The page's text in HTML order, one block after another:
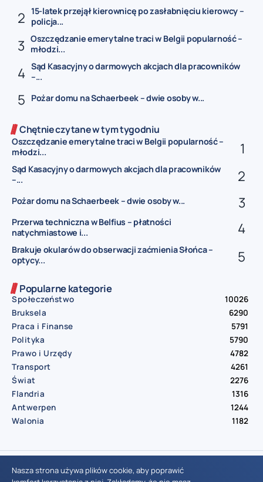
15-latek przejął kierownicę po zasłabnięciu kierowcy –
policja...
Oszczędzanie emerytalne traci w Belgii popularność –
młodzi...
Sąd Kasacyjny o darmowych akcjach dla pracowników
–...
Pożar domu na Schaerbeek – dwie osoby w...
Chętnie czytane w tym tygodniu
Oszczędzanie emerytalne traci w Belgii popularność –
młodzi...
Sąd Kasacyjny o darmowych akcjach dla pracowników
–...
Pożar domu na Schaerbeek – dwie osoby w...
Przerwa techniczna w Belfius – płatności
natychmiastowe i...
Brakuje okularów do obserwacji zaćmienia Słońca –
optycy...
Popularne kategorie
Społeczeństwo
10026
Bruksela
6290
Praca i Finanse
5791
Polityka
5790
Prawo i Urzędy
4782
Transport
4261
Świat
2276
Flandria
1316
Antwerpen
1244
Walonia
1182
© Aktualnosci.be – All Right Reserved 2016-2026
Nasza strona używa plików cookie, aby poprawić